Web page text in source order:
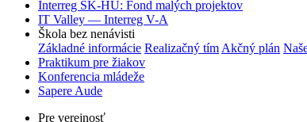
Interreg SK-HU: Fond malých projektov
IT Valley — Interreg V-A
Škola bez nenávisti
Základné informácie Realizačný tím Akčný plán
Praktikum pre žiakov
Konferencia mládeže
Sapere Aude
Pre verejnosť